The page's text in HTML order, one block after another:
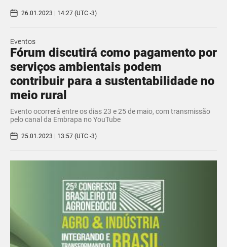
26.01.2023 | 14:27 (UTC -3)
Eventos
Fórum discutirá como pagamento por
serviços ambientais podem
contribuir para a sustentabilidade no
meio rural
Evento ocorrerá entre os dias 23 e 25 de maio, com transmissão
pelo canal da Embrapa no YouTube
25.01.2023 | 13:57 (UTC -3)